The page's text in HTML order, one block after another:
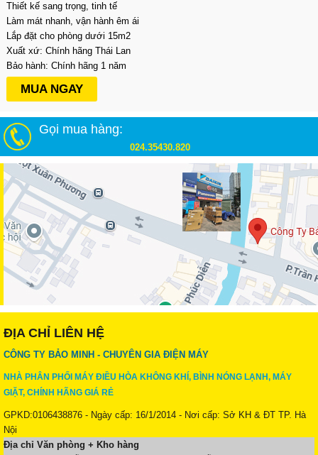
Thiết kế sang trọng, tinh tế
Làm mát nhanh, vận hành êm ái
Lắp đặt cho phòng dưới 15m2
Xuất xứ: Chính hãng Thái Lan
Bảo hành: Chính hãng 1 năm
MUA NGAY
Gọi mua hàng:
024.35430.820
ĐỊA CHỈ LIÊN HỆ
CÔNG TY BẢO MINH - CHUYÊN GIA ĐIỆN MÁY
NHÀ PHÂN PHỐI MÁY ĐIỀU HÒA KHÔNG KHÍ, BÌNH NÓNG LẠNH, MÁY
GIẶT, CHÍNH HÃNG GIÁ RẺ
GPKD:0106438876 - Ngày cấp: 16/1/2014 - Nơi cấp: Sở KH & ĐT TP. Hà
Nội
Địa chỉ Văn phòng + Kho hàng